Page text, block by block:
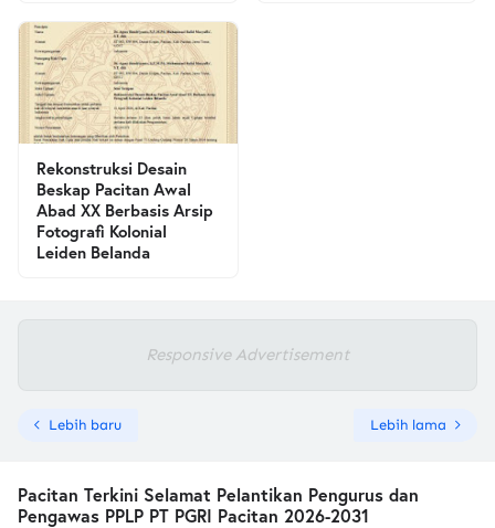
Rekonstruksi Desain
Beskap Pacitan Awal
Abad XX Berbasis Arsip
Fotografi Kolonial
Leiden Belanda
Responsive Advertisement
Lebih baru Lebih lama
Pacitan Terkini Selamat Pelantikan Pengurus dan
Pengawas PPLP PT PGRI Pacitan 2026-2031